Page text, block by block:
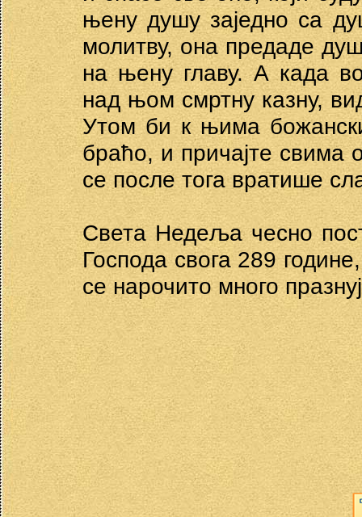
њену душу заједно са
молитву, она предаде
на њену главу. А када
над њом смртну казну,
Утом би к њима
браћо, и причајте свима
се после тога вратише
Света Недеља чесно
Господа свога 289
се нарочито много